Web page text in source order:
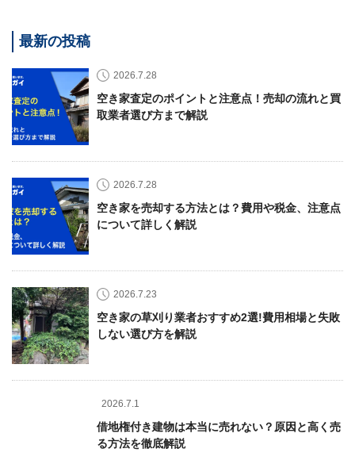
最新の投稿
2026.7.28
空き家査定のポイントと注意点！売却の流れと買
取業者選び方まで解説
2026.7.28
空き家を売却する方法とは？費用や税金、注意点
について詳しく解説
2026.7.23
空き家の草刈り業者おすすめ2選!費用相場と失敗
しない選び方を解説
2026.7.1
借地権付き建物は本当に売れない？原因と高く売
る方法を徹底解説